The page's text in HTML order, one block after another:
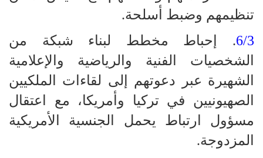
تنظيمهم وضبط أسلحة.
6/3. إحباط مخطط لبناء شبكة من
الشخصيات الفنية والرياضية والإعلامية
الشهيرة عبر دعوتهم إلى لقاءات الملكيين
الصهيونيين في تركيا وأمريكا، مع اعتقال
مسؤول ارتباط يحمل الجنسية الأمريكية
المزدوجة.